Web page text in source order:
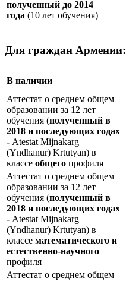
полученный до 2014
года (10 лет обучения)
Для граждан Армении:
В наличии
Аттестат о среднем общем
образовании за 12 лет
обучения (полученный в
2018 и последующих годах
- Atestat Mijnakarg
(Yndhanur) Krtutyan) в
классе общего профиля
Аттестат о среднем общем
образовании за 12 лет
обучения (полученный в
2018 и последующих годах
- Atestat Mijnakarg
(Yndhanur) Krtutyan) в
классе математического и
естественно-научного
профиля
Аттестат о среднем общем